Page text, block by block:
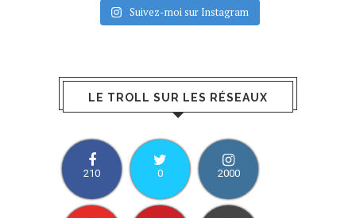
Suivez-moi sur Instagram
LE TROLL SUR LES RÉSEAUX
210 0 2000